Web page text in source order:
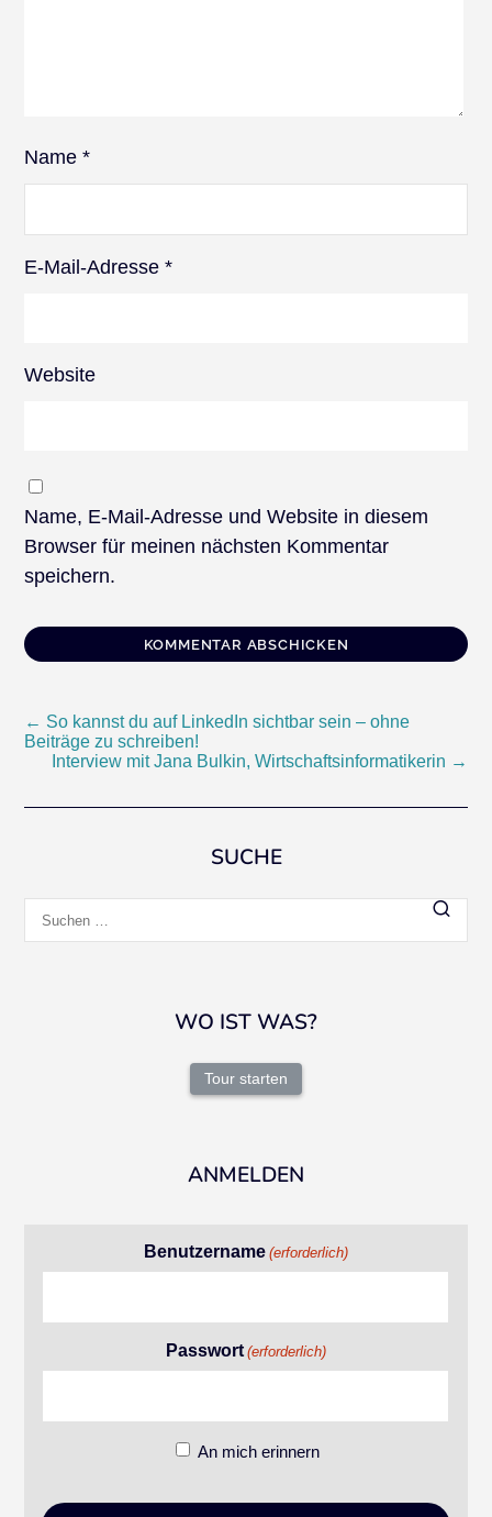
Name*
E-Mail-Adresse*
Website
Name, E-Mail-Adresse und Website in diesem
Browser für meinen nächsten Kommentar
speichern.
Beitragsnavigation
← So kannst du auf LinkedIn sichtbar sein – ohne
Beiträge zu schreiben!
Interview mit Jana Bulkin, Wirtschaftsinformatikerin →
SUCHE
nach:
WO IST WAS?
Tour starten
ANMELDEN
Benutzername (erforderlich)
Passwort (erforderlich)
An mich erinnern